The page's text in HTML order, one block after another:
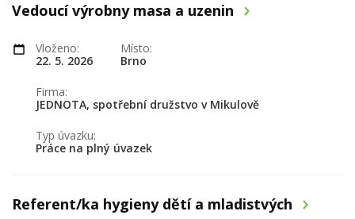
Vedoucí výrobny masa a uzenin
Vloženo:
22. 5. 2026
Místo:
Brno
Firma:
JEDNOTA, spotřební družstvo v Mikulově
Typ úvazku:
Práce na plný úvazek
Referent/ka hygieny dětí a mladistvých